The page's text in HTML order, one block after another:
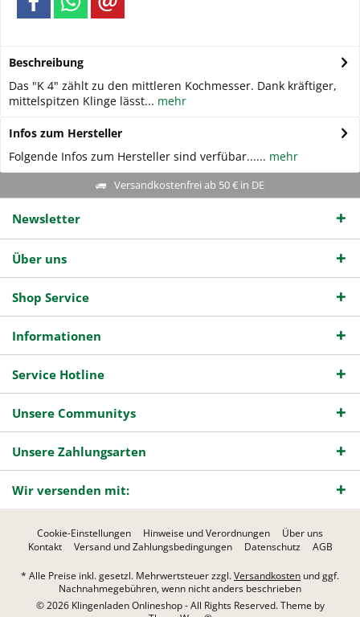
Beschreibung
Das "K 4" zählt zu den mittleren Kochmesser. Dank kräftiger,
mittelspitzen Klinge lässt... mehr
Infos zum Hersteller
Folgende Infos zum Hersteller sind verfübar...... mehr
Versandkostenfrei ab 50 € in DE
Newsletter
Über uns
Shop Service
Informationen
Service Hotline
Unsere Communitys
Unsere Zahlungsarten
Wir versenden mit:
Cookie-Einstellungen Hinweise und Verordnungen
Über uns
Kontakt
Versand und Zahlungsbedingungen Datenschutz AGB
* Alle Preise inkl. gesetzl. Mehrwertsteuer zzgl.Versandkosten und ggf.
Nachnahmegebühren, wenn nicht anders beschrieben
© 2026 Klingenladen Onlineshop - All Rights Reserved. Theme by